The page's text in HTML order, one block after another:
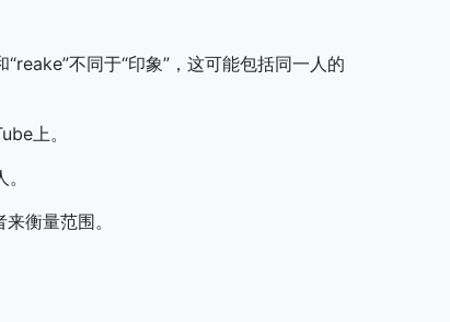
不同于“印象”，这可能包括同一人的
上。
衡量范围。